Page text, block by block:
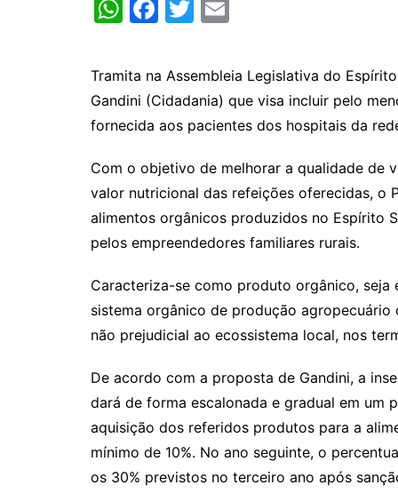
W
at
s
A
p
F
c
e
b
o
k
T
itt
er
ai
l
Tramita na Assembleia Legislativa do
Gandini (Cidadania) que visa incluir pelo
fornecida aos pacientes dos hospitais da
Com o objetivo de melhorar a qualidade de
valor nutricional das refeições oferecidas, o
alimentos orgânicos produzidos no Espírito
pelos empreendedores familiares rurais.
Caracteriza-se como produto orgânico,
sistema orgânico de produção
não prejudicial ao ecossistema local, nos
De acordo com a proposta de Gandini, a
dará de forma escalonada e gradual em um
aquisição dos referidos produtos para a
mínimo de 10%. No ano seguinte, o
os 30% previstos no terceiro ano após